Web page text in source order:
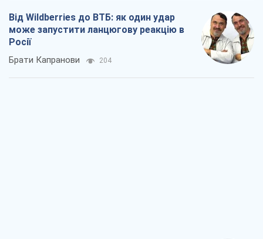
Від Wildberries до ВТБ: як один удар
може запустити ланцюгову реакцію в
Росії
Брати Капранови 204